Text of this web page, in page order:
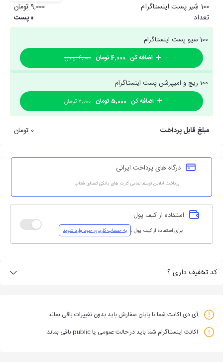
100 شِیر پست اینستاگرام
9,000 تومان
تعداد
0پست
100 سیو پست اینستاگرام
اضافه کن 4,000 تومان 6,000 تومان
100 ریچ و امیپرشن پست اینستاگرام
اضافه کن 5,000 تومان 7,000 تومان
مبلغ قابل پرداخت 0 تومان
درگاه های پرداخت ایرانی
پرداخت آنلاین توسط تمامی کارت های بانکی اعضای شتاب
استفاده از کیف پول
برای استفاده از کیف پول، به حساب کاربری خود وارد شوید
کد تخفیف داری ؟
آی دی اکانت شما تا پایان سفارش باید بدون تغییرات باقی بماند
اکانت اینستاگرام شما باید در حالت عمومی یا public باقی بماند